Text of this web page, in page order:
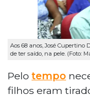
Aos 68 anos, José Cupertino
de ter saído, na pele. (Foto:
Pelo tempo
filhos eram